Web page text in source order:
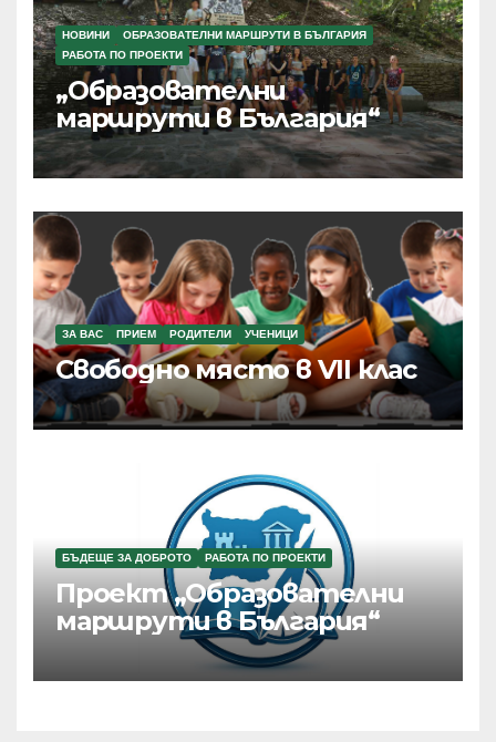
НОВИНИ
ОБРАЗОВАТЕЛНИ МАРШРУТИ В БЪЛГАРИЯ
РАБОТА ПО ПРОЕКТИ
„Образователни
маршрути в България“
ЗА ВАС ПРИЕМ РОДИТЕЛИ УЧЕНИЦИ
Свободно място в VII клас
БЪДЕЩЕ ЗА ДОБРОТО РАБОТА ПО ПРОЕКТИ
Проект „Образователни
маршрути в България“